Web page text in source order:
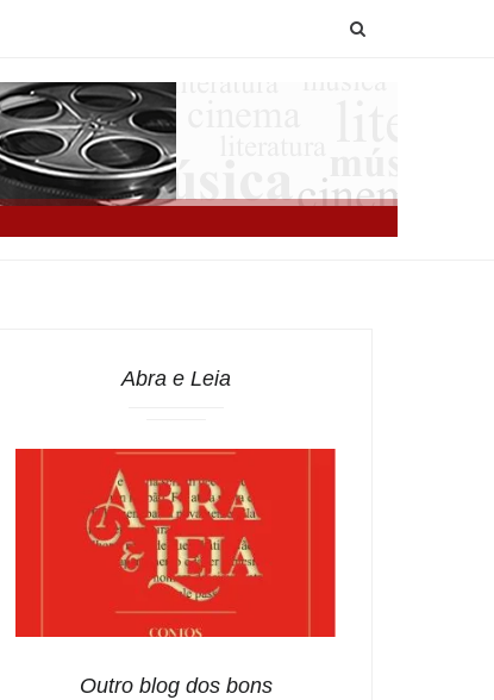
Abra e Leia
Outro blog dos bons